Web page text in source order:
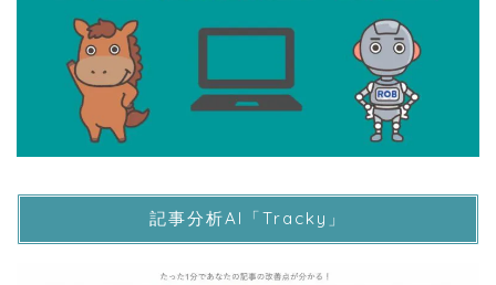
記事分析AI「Tracky」